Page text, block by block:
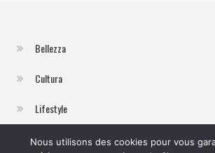
Bellezza
Cultura
Lifestyle
Moda
Nous utilisons des cookies pour vous